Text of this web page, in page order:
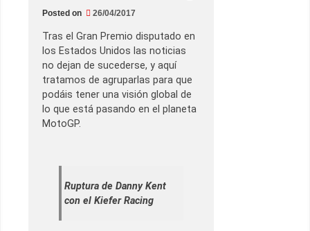
Posted on 26/04/2017
Tras el Gran Premio disputado en
los Estados Unidos las noticias
no dejan de sucederse, y aquí
tratamos de agruparlas para que
podáis tener una visión global de
lo que está pasando en el planeta
MotoGP.
Ruptura de Danny Kent
con el Kiefer Racing